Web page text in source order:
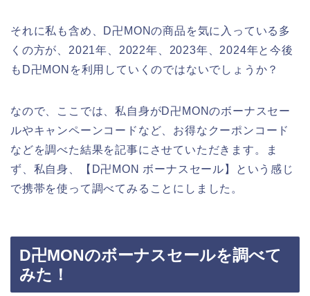
それに私も含め、D卍MONの商品を気に入っている多
くの方が、2021年、2022年、2023年、2024年と今後
もD卍MONを利用していくのではないでしょうか？
なので、ここでは、私自身がD卍MONのボーナスセー
ルやキャンペーンコードなど、お得なクーポンコード
などを調べた結果を記事にさせていただきます。ま
ず、私自身、【D卍MON ボーナスセール】という感じ
で携帯を使って調べてみることにしました。
D卍MONのボーナスセールを調べて
みた！